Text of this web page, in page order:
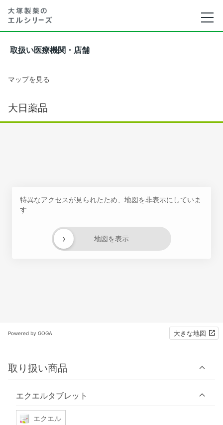
取扱い医療機関・店舗
マップを見る
大日薬品
特異なアクセスが見られたため、地図を非表示にしていま
す
地図を表示
›
Powered by GOGA 大きな地図
取り扱い商品
エクエルタブレット
エクエル